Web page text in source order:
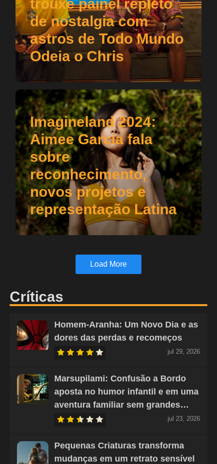
trouxe painel repleto
de nostalgia com
astros de Todo Mundo
Odeia o Chris
Imagineland 2024:
Aimee Garcia fala
sobre
reconhecimento,
novos projetos e
representação Latina
Load More
Críticas
Homem-Aranha: Um Novo Dia e as
dores das perdas e recomeços
jul 29, 2026
Marsupilami: Confusão a Bordo
aposta no humor infantil e em uma
aventura familiar sem grandes…
jul 23, 2026
Pequenas Criaturas transforma
mudanças em um retrato sensível